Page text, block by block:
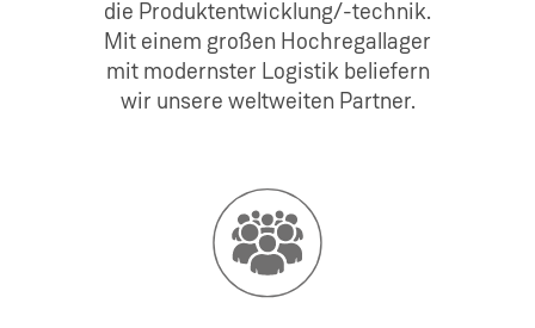
die Produktentwicklung/-technik.
Mit einem großen Hochregallager
mit modernster Logistik beliefern
wir unsere weltweiten Partner.